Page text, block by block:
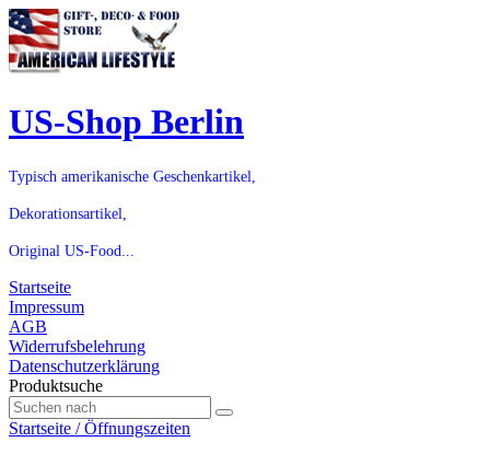
US-Shop Berlin
Typisch amerikanische Geschenkartikel,
Dekorationsartikel,
Original US-Food...
Startseite
Impressum
AGB
Widerrufsbelehrung
Datenschutzerklärung
Produktsuche
Startseite / Öffnungszeiten